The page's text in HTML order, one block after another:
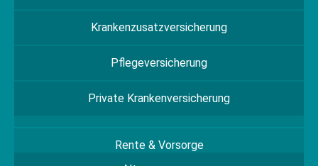
Krankenzusatzversicherung
Pflegeversicherung
Private Krankenversicherung
Rente & Vorsorge